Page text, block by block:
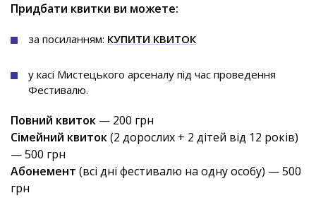
Придбати квитки ви можете:
за посиланням: КУПИТИ КВИТОК
у касі Мистецького арсеналу під час проведення
Фестивалю.
Повний квиток — 200 грн
Сімейний квиток(2 дорослих + 2 дітей від 12 років)
— 500 грн
Абонемент (всі дні фестивалю на одну особу) — 500
грн